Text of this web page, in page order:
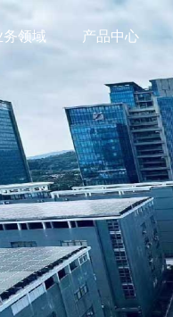
务领域 产品中心